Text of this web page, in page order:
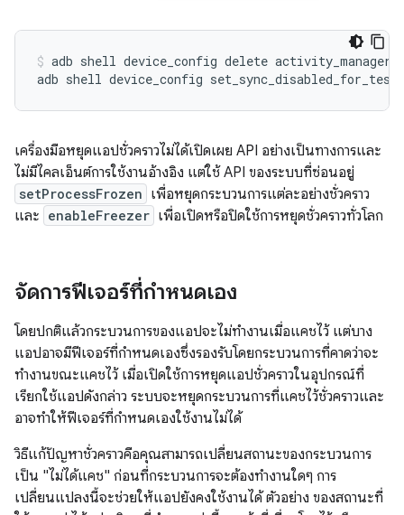
adb shell device_config delete activity_manager
adb shell device_config set_sync_disabled_for_tests
เครื่องมือหยุดแอปชั่วคราวไม่ได้เปิดเผย API อย่างเป็นทางการและ
ไม่มีไคลเอ็นต์การใช้งานอ้างอิง แต่ใช้ API ของระบบที่ซ่อนอยู่
setProcessFrozen เพื่อหยุดกระบวนการแต่ละอย่างชั่วคราว
และ enableFreezer เพื่อเปิดหรือปิดใช้การหยุดชั่วคราวทั่วโลก
จัดการฟีเจอร์ที่กำหนดเอง
โดยปกติแล้วกระบวนการของแอปจะไม่ทำงานเมื่อแคชไว้ แต่บาง
แอปอาจมีฟีเจอร์ที่กำหนดเองซึ่งรองรับโดยกระบวนการที่คาดว่าจะ
ทำงานขณะแคชไว้ เมื่อเปิดใช้การหยุดแอปชั่วคราวในอุปกรณ์ที่
เรียกใช้แอปดังกล่าว ระบบจะหยุดกระบวนการที่แคชไว้ชั่วคราวและ
อาจทำให้ฟีเจอร์ที่กำหนดเองใช้งานไม่ได้
วิธีแก้ปัญหาชั่วคราวคือคุณสามารถเปลี่ยนสถานะของกระบวนการ
เป็น "ไม่ได้แคช" ก่อนที่กระบวนการจะต้องทำงานใดๆ การ
เปลี่ยนแปลงนี้จะช่วยให้แอปยังคงใช้งานได้ ตัวอย่าง ของสถานะที่